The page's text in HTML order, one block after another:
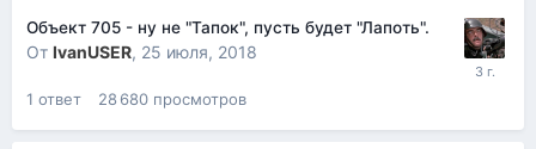
Объект 705 - ну не "Тапок", пусть будет "Лапоть".
От IvanUSER, 25 июля, 2018
1 ответ 28 680 просмотров